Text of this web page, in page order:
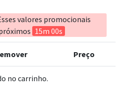
valores promocionais
15m 00s
Preço
no carrinho.